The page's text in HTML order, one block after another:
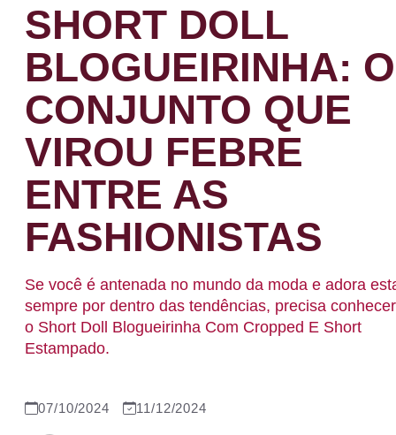
SHORT DOLL
BLOGUEIRINHA: O
CONJUNTO QUE
VIROU FEBRE
ENTRE AS
FASHIONISTAS
Se você é antenada no mundo da moda e adora
sempre por dentro das tendências, precisa conhecer
o Short Doll Blogueirinha Com Cropped E Short
Estampado.
07/10/2024 11/12/2024